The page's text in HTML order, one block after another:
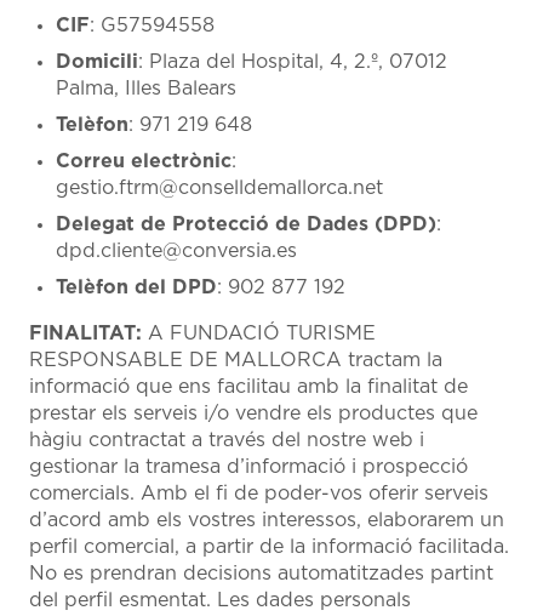
CIF: G57594558
Domicili: Plaza del Hospital, 4, 2.º, 07012
Palma, Illes Balears
Telèfon: 971 219 648
Correu electrònic:
gestio.ftrm@conselldemallorca.net
Delegat de Protecció de Dades (DPD):
dpd.cliente@conversia.es
Telèfon del DPD: 902 877 192
FINALITAT: A FUNDACIÓ TURISME
RESPONSABLE DE MALLORCA tractam la
informació que ens facilitau amb la finalitat de
prestar els serveis i/o vendre els productes que
hàgiu contractat a través del nostre web i
gestionar la tramesa d’informació i prospecció
comercials. Amb el fi de poder-vos oferir serveis
d’acord amb els vostres interessos, elaborarem un
perfil comercial, a partir de la informació facilitada.
No es prendran decisions automatitzades partint
del perfil esmentat. Les dades personals